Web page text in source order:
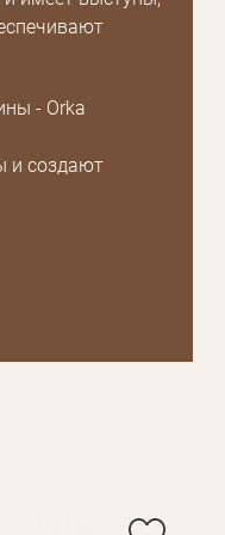
- Orka
и создают